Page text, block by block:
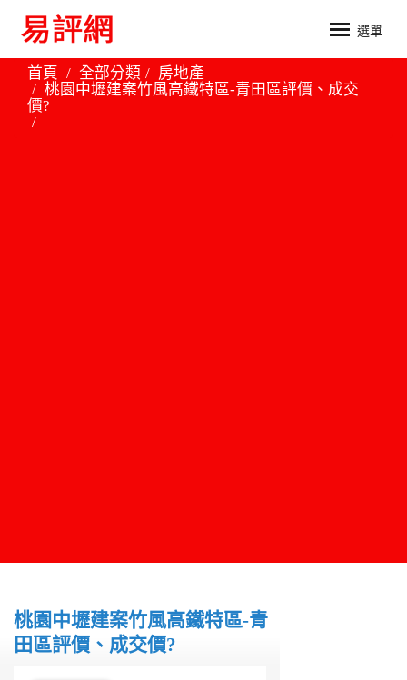
選單
首頁 全部分類
房地產
桃園中壢建案竹風高鐵特區-青田區評價、成交
價?
桃園中壢建案竹風高鐵特區-青
田區評價、成交價?